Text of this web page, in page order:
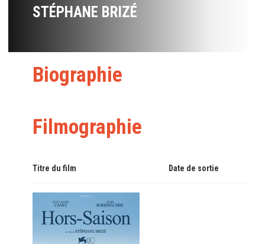
STÉPHANE BRIZÉ
Biographie
Filmographie
Titre du film Date de sortie